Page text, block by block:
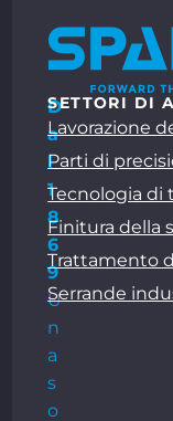
D
a
l
1
8
6
9
U
n
a
s
o
SETTORI DI
Lavorazione
Parti di
Tecnologia di
Finitura della
Trattamento
Serrande